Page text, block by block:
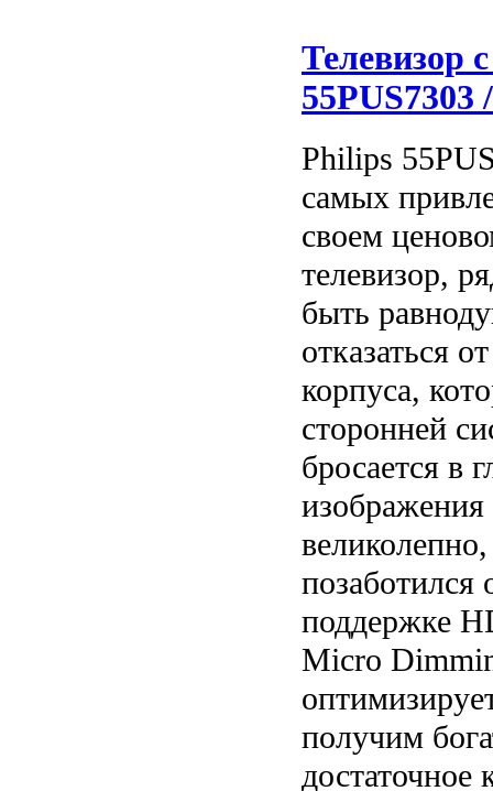
Телевизор
55PUS7303
Philips
самых
своем
телевизор,
быть
отказаться
корпуса,
сторонней
бросается в
поддержке
Micro
получим
достаточное